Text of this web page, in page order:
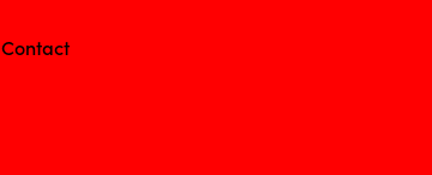
Contact